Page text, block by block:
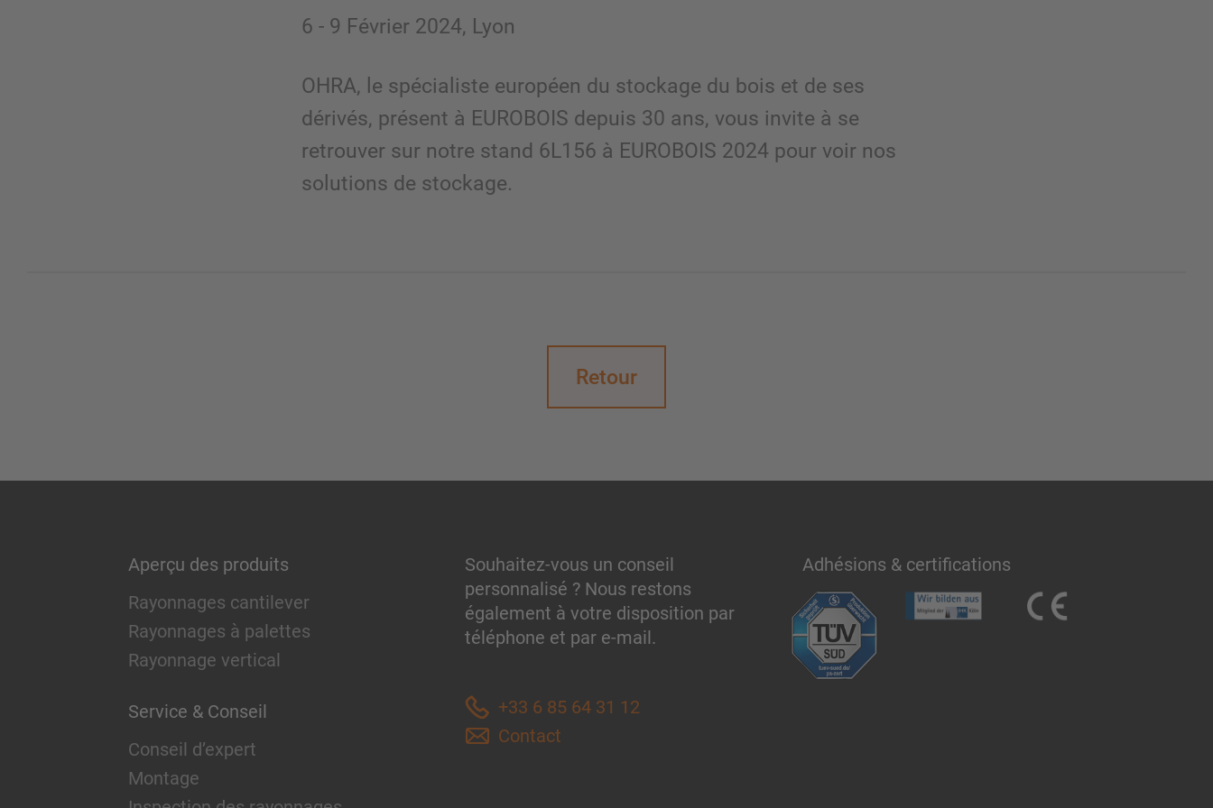
6 - 9 Février 2024, Lyon
OHRA, le spécialiste européen du stockage du bois et de ses
dérivés, présent à EUROBOIS depuis 30 ans, vous invite à se
retrouver sur notre stand 6L156 à EUROBOIS 2024 pour voir nos
solutions de stockage.
Retour
Aperçu des produits
Rayonnages cantilever
Rayonnages à palettes
Rayonnage vertical
Service & Conseil
Conseil d’expert
Montage
Souhaitez-vous un conseil
personnalisé ? Nous restons
également à votre disposition par
téléphone et par e-mail.
+33 6 85 64 31 12
Contact
Adhésions & certifications